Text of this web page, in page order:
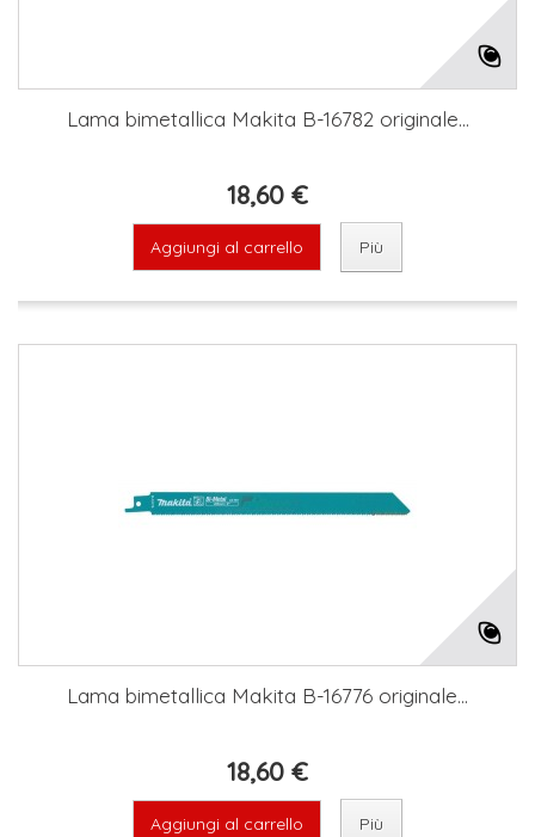
Lama bimetallica Makita B-16782 originale...
18,60 €
Aggiungi al carrello Più
Lama bimetallica Makita B-16776 originale...
18,60 €
Aggiungi al carrello Più